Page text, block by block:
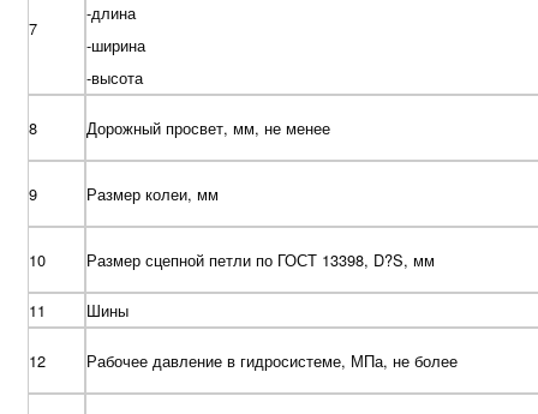
7
-длина
-ширина
-высота
8 Дорожный просвет, мм, не менее
9 Размер колеи, мм
10 Размер сцепной петли по ГОСТ 13398, D?S, мм
11 Шины
12 Рабочее давление в гидросистеме, МПа, не более